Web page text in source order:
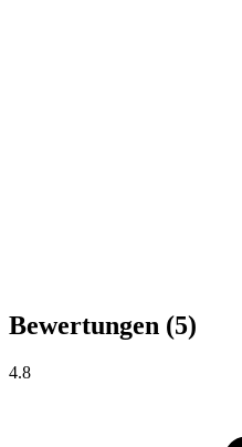
Bewertungen (5)
4.8